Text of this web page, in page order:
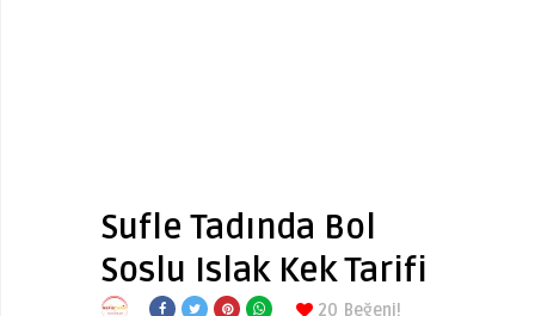
Sufle Tadında Bol
Soslu Islak Kek Tarifi
20 Beğeni!